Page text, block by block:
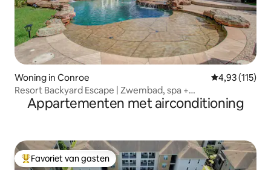
Woning in Conroe Gemiddelde
4,93 (115)
Resort Backyard Escape | Zwembad, spa +
openluchtbioscoop
Appartementen met airconditioning
Topfavoriet van gasten
Favoriet van gasten